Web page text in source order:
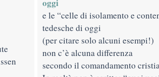
oggi
e le “celle di isolamento e
tedesche di oggi
(per citare solo alcuni esempi!)
non c’è alcuna differenza
secondo il comandamento